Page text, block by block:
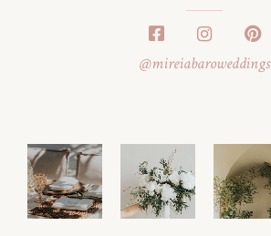
@mireiabaroweddings